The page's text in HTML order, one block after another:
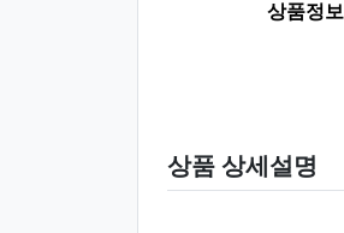
상품정보
상품 상세설명